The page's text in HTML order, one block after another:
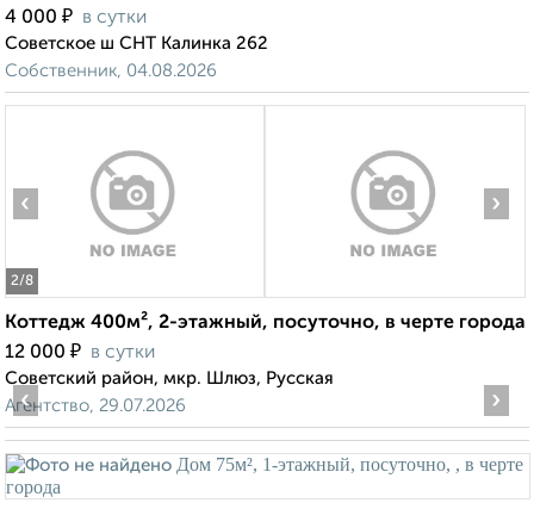
4 000 ₽ в сутки
Советское ш СНТ Калинка 262
Собственник, 04.08.2026
2/8
‹ ›
Коттедж 400м², 2-этажный, посуточно, в черте города
12 000 ₽ в сутки
Советский район, мкр. Шлюз, Русская
Агентство, 29.07.2026
‹ ›